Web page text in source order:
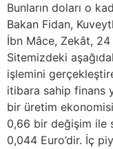
Bunların doları o
Bakan Fidan,
İbn Mâce, Zekât,
Sitemizdeki
işlemini
itibara sahip finans
bir üretim
0,66 bir değişim ile
0,044 Euro’dir. İç